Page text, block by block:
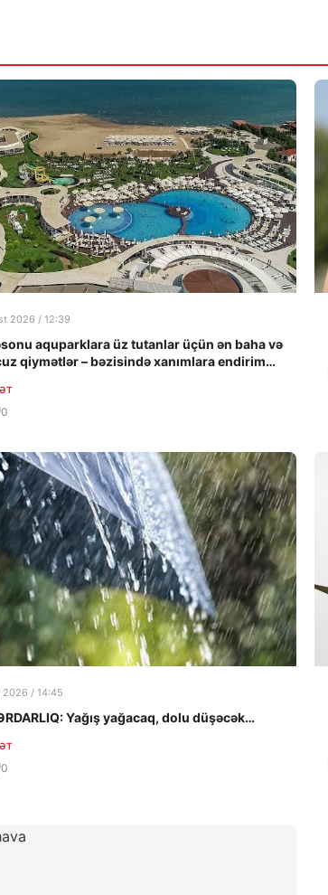
2026 / 12:39
aquparklara üz tutanlar üçün ən baha və
qiymətlər – bəzisində xanımlara endirim…
0
2026 / 14:45
Yağış yağacaq, dolu düşəcək…
0